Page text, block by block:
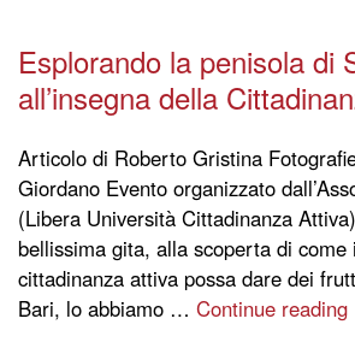
Esplorando la penisola di
all’insegna della
Articolo di Roberto Gristina
Giordano Evento organizzato
(Libera Università Cittadinanza
bellissima gita, alla scoperta di come
cittadinanza attiva possa dare dei
Bari, lo abbiamo … Continue reading